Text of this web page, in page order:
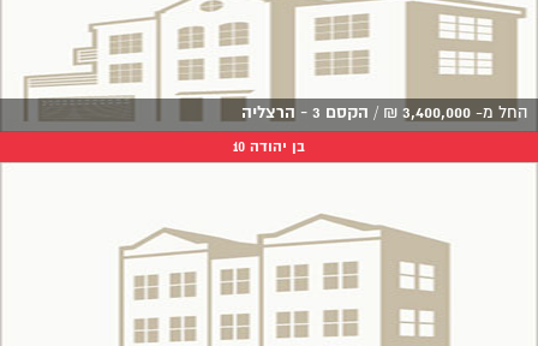
החל מ- 3,400,000
₪
/ הקסם 3 - הרצליה
בן יהודה 10